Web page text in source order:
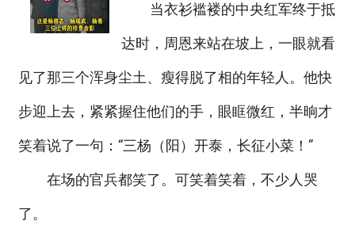
当衣衫褴褛的中央红军终于抵
达时，周恩来站在坡上，一眼就看
见了那三个浑身尘土、瘦得脱了相的年轻人。他快
步迎上去，紧紧握住他们的手，眼眶微红，半晌才
笑着说了一句：“三杨（阳）开泰，长征小菜！”
在场的官兵都笑了。可笑着笑着，不少人哭
了。